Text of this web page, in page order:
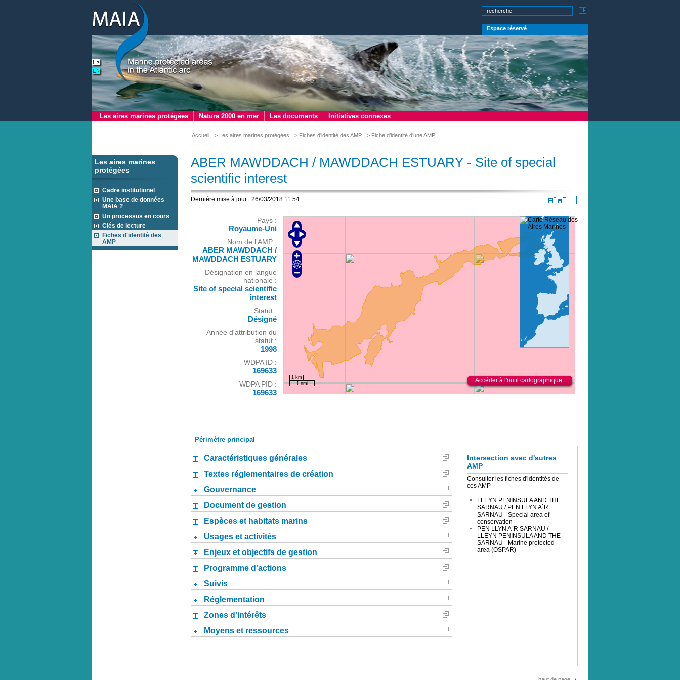
Espace réservé
Les aires marines protégées Natura 2000 en mer Les documents Initiatives connexes
Accueil > Les aires marines protégées > Fiches d'identité des AMP > Fiche d'identité d'une AMP
Les aires marines
protégées
Cadre institutionel
Une base de données
MAIA ?
Un processus en cours
Clés de lecture
Fiches d'identité des
AMP
ABER MAWDDACH / MAWDDACH ESTUARY - Site of special
scientific interest
Dernière mise à jour : 26/03/2018 11:54
Pays :
Royaume-Uni
Nom de l'AMP :
ABER MAWDDACH /
MAWDDACH ESTUARY
Désignation en langue
nationale :
Site of special scientific
interest
Statut :
Désigné
Année d'attribution du
statut :
1998
WDPA ID :
169633
WDPA PID :
169633
Accéder à l'outil cartographique
1 km
1 nmi
Périmètre principal
Caractéristiques générales
Textes réglementaires de création
Gouvernance
Document de gestion
Espèces et habitats marins
Usages et activités
Enjeux et objectifs de gestion
Programme d'actions
Suivis
Réglementation
Zones d'intérêts
Moyens et ressources
Intersection avec d'autres
AMP
Consulter les fiches d'identités de
ces AMP
LLEYN PENINSULA AND THE
SARNAU / PEN LLYN A`R
SARNAU - Special area of
conservation
PEN LLYN A`R SARNAU /
LLEYN PENINSULA AND THE
SARNAU - Marine protected
area (OSPAR)